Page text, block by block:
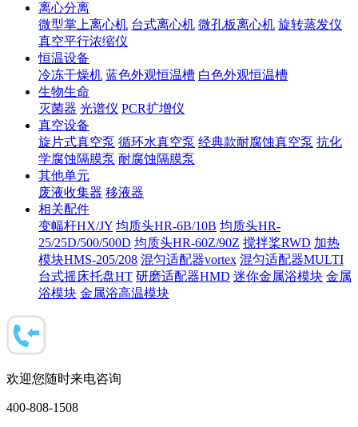
离心分离
微型掌上离心机 台式离心机 微孔板离心机 旋转蒸发仪
真空平行浓缩仪
恒温设备
冷冻干燥机 蓝色外观恒温槽 白色外观恒温槽
生物生命
灭菌器 光谱仪 PCR扩增仪
真空设备
旋片式真空泵 循环水真空泵 经典款耐腐蚀真空泵 抗化
学腐蚀隔膜泵 耐腐蚀隔膜泵
其他单元
废液收集器 移液器
相关配件
变幅杆HX/JY 均质头HR-6B/10B 均质头HR-
25/25D/500/500D 均质头HR-60Z/90Z 搅拌桨RWD 加热
模块HMS-205/208 混匀适配器vortex 混匀适配器MULTI
台式摇床托盘HT 研磨适配器HMD 迷你金属浴模块 金属
浴模块 金属浴高温模块
欢迎您随时来电咨询
400-808-1508